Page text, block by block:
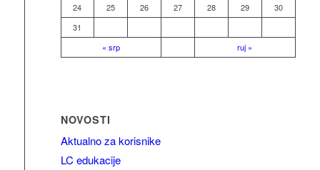
24
25 26 27 28 29
30
31
« srp
ruj »
NOVOSTI
Aktualno za korisnike
LC edukacije